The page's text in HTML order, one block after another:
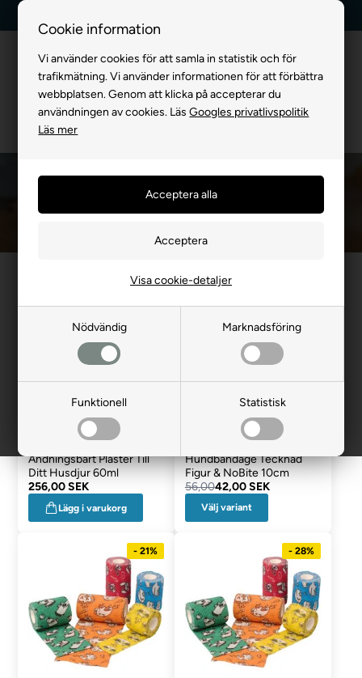
Cookie information
Vi använder cookies för att samla in statistik och för
trafikmätning. Vi använder informationen för att förbättra
webbplatsen. Genom att klicka på accepterar du
användningen av cookies. LäsGoogles privatlivspolitik
Läs mer
Nödvändig Marknadsföring
Funktionell Statistisk
Visa cookie-detaljer
Bandage
Framsida»FÖR HUND»Hundens Apotek»Bandage
Andningsbart Plåster Till
Ditt Husdjur 60ml
256,00 SEK
Lägg i varukorg
Hundbandage Tecknad
Figur & NoBite 10cm
56,0042,00 SEK
Välj variant
- 21% - 28%